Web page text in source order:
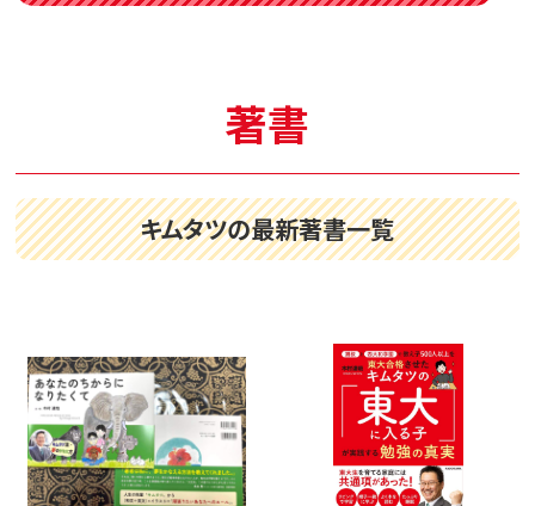
著書
キムタツの最新著書一覧